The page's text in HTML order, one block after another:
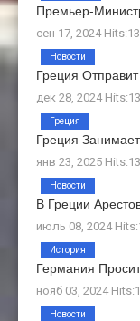
Премьер-
сен 17, 2024
Греция
дек 28, 2024
Новости
Греция
янв 23, 2025
Греция
В Греции
июль 08, 2024
Новости
Германия
нояб 03, 2024
История
Новости